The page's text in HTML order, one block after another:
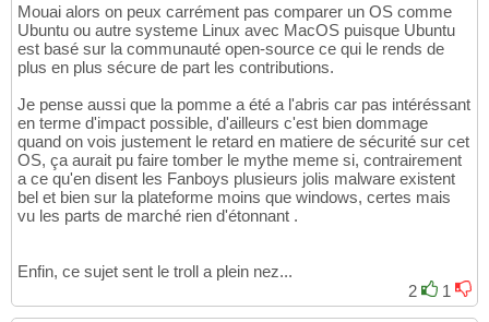
Mouai alors on peux carrément pas comparer un OS comme
Ubuntu ou autre systeme Linux avec MacOS puisque Ubuntu
est basé sur la communauté open-source ce qui le rends de
plus en plus sécure de part les contributions.
Je pense aussi que la pomme a été a l'abris car pas intéréssant
en terme d'impact possible, d'ailleurs c'est bien dommage
quand on vois justement le retard en matiere de sécurité sur cet
OS, ça aurait pu faire tomber le mythe meme si, contrairement
a ce qu'en disent les Fanboys plusieurs jolis malware existent
bel et bien sur la plateforme moins que windows, certes mais
vu les parts de marché rien d'étonnant .
Enfin, ce sujet sent le troll a plein nez...
2
1